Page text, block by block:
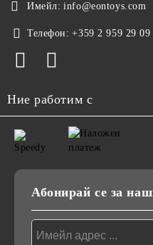
Имейл: info@eontoys.com
Телефон: +359 2 959 29 09
Ние работим с
Абонирай се за